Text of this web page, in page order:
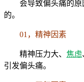
会导致偏头痛的
的。
01，精神因素
精神压力大、 焦虑
引发偏头痛。